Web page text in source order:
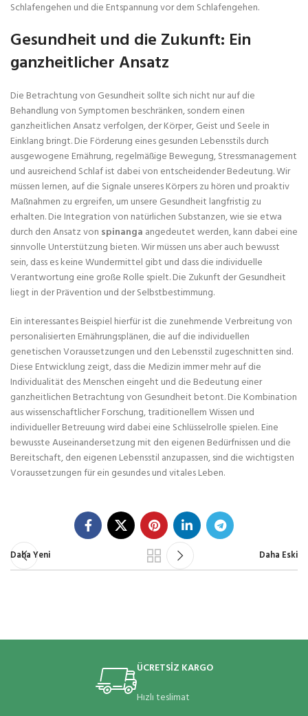
Schlafengehen und die Entspannung vor dem Schlafengehen.
Gesundheit und die Zukunft: Ein
ganzheitlicher Ansatz
Die Betrachtung von Gesundheit sollte sich nicht nur auf die
Behandlung von Symptomen beschränken, sondern einen
ganzheitlichen Ansatz verfolgen, der Körper, Geist und Seele in
Einklang bringt. Die Förderung eines gesunden Lebensstils durch
ausgewogene Ernährung, regelmäßige Bewegung, Stressmanagement
und ausreichend Schlaf ist dabei von entscheidender Bedeutung. Wir
müssen lernen, auf die Signale unseres Körpers zu hören und proaktiv
Maßnahmen zu ergreifen, um unsere Gesundheit langfristig zu
erhalten. Die Integration von natürlichen Substanzen, wie sie etwa
durch den Ansatz von spinanga angedeutet werden, kann dabei eine
sinnvolle Unterstützung bieten. Wir müssen uns aber auch bewusst
sein, dass es keine Wundermittel gibt und dass die individuelle
Verantwortung eine große Rolle spielt. Die Zukunft der Gesundheit
liegt in der Prävention und der Selbstbestimmung.
Ein interessantes Beispiel hierfür ist die zunehmende Verbreitung von
personalisierten Ernährungsplänen, die auf die individuellen
genetischen Voraussetzungen und den Lebensstil zugeschnitten sind.
Diese Entwicklung zeigt, dass die Medizin immer mehr auf die
Individualität des Menschen eingeht und die Bedeutung einer
ganzheitlichen Betrachtung von Gesundheit betont. Die Kombination
aus wissenschaftlicher Forschung, traditionellem Wissen und
individueller Betreuung wird dabei eine Schlüsselrolle spielen. Eine
bewusste Auseinandersetzung mit den eigenen Bedürfnissen und die
Bereitschaft, den eigenen Lebensstil anzupassen, sind die wichtigsten
Voraussetzungen für ein gesundes und vitales Leben.
Daha Yeni Daha Eski
ÜCRETSİZ KARGO
Hızlı teslimat